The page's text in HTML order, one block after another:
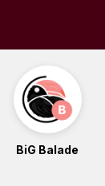
BiG Balade